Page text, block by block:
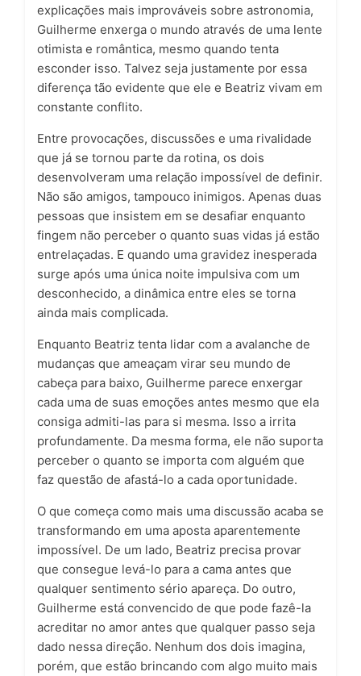
explicações mais improváveis sobre astronomia,
Guilherme enxerga o mundo através de uma lente
otimista e romântica, mesmo quando tenta
esconder isso. Talvez seja justamente por essa
diferença tão evidente que ele e Beatriz vivam em
constante conflito.
Entre provocações, discussões e uma rivalidade
que já se tornou parte da rotina, os dois
desenvolveram uma relação impossível de definir.
Não são amigos, tampouco inimigos. Apenas duas
pessoas que insistem em se desafiar enquanto
fingem não perceber o quanto suas vidas já estão
entrelaçadas. E quando uma gravidez inesperada
surge após uma única noite impulsiva com um
desconhecido, a dinâmica entre eles se torna
ainda mais complicada.
Enquanto Beatriz tenta lidar com a avalanche de
mudanças que ameaçam virar seu mundo de
cabeça para baixo, Guilherme parece enxergar
cada uma de suas emoções antes mesmo que ela
consiga admiti-las para si mesma. Isso a irrita
profundamente. Da mesma forma, ele não suporta
perceber o quanto se importa com alguém que
faz questão de afastá-lo a cada oportunidade.
O que começa como mais uma discussão acaba se
transformando em uma aposta aparentemente
impossível. De um lado, Beatriz precisa provar
que consegue levá-lo para a cama antes que
qualquer sentimento sério apareça. Do outro,
Guilherme está convencido de que pode fazê-la
acreditar no amor antes que qualquer passo seja
dado nessa direção. Nenhum dos dois imagina,
porém, que estão brincando com algo muito mais